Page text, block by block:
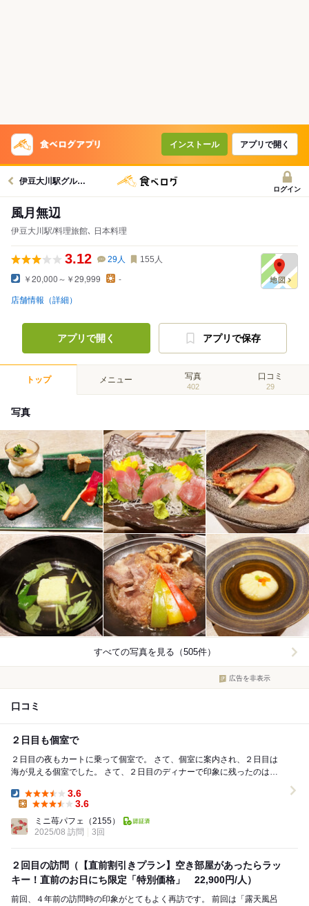
インストール アプリで開く
伊豆大川駅グルメへ
ログイン
風月無辺
伊豆大川駅/料理旅館､ 日本料理
3.12 29人 155 人
￥20,000～￥29,999 -
店舗情報（詳細）
アプリで開く アプリで保存
トップ メニュー 写真
402
口コミ
29
写真
すべての写真を見る（505件）
広告を非表示
口コミ
２日目も個室で
２日目の夜もカートに乗って個室で。 さて、個室に案内され、２日目は
海が見える個室でした。 さて、２日目のディナーで印象に残ったのは、
Dinner:
3.6
3.6
ミニ苺パフェ （2155）
2025/08 訪問
3回
２回目の訪問（【直前割引きプラン】空き部屋があったらラッ
キー！直前のお日にち限定「特別価格」 22,900円/人）
前回、４年前の訪問時の印象がとてもよく再訪です。 前回は「露天風呂